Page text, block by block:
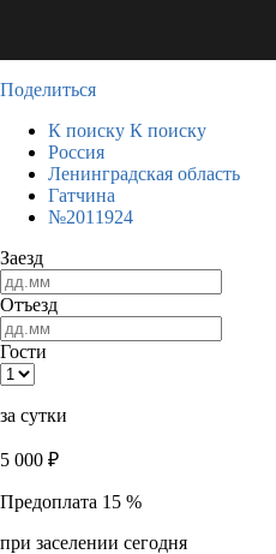
Поделиться
К поиску К поиску
Россия
Ленинградская область
Гатчина
№2011924
Заезд
Отъезд
Гости
за сутки
5 000 ₽
Предоплата 15 %
при заселении сегодня